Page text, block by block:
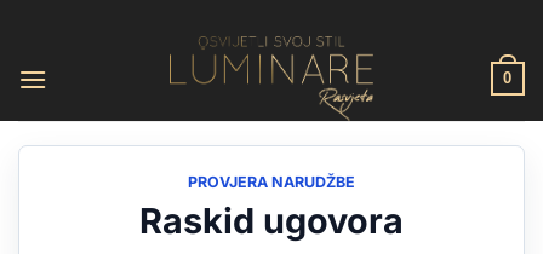
content
0
PROVJERA NARUDŽBE
Raskid ugovora